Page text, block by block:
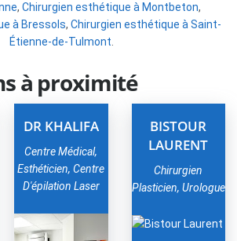
, Chirurgien esthétique à Montbeton,
à Bressols, Chirurgien esthétique à Saint-
Étienne-de-Tulmont.
à proximité
DR KHALIFA
Centre Médical,
Esthéticien, Centre
D'épilation Laser
BISTOUR
LAURENT
Chirurgien
Plasticien, Urologue